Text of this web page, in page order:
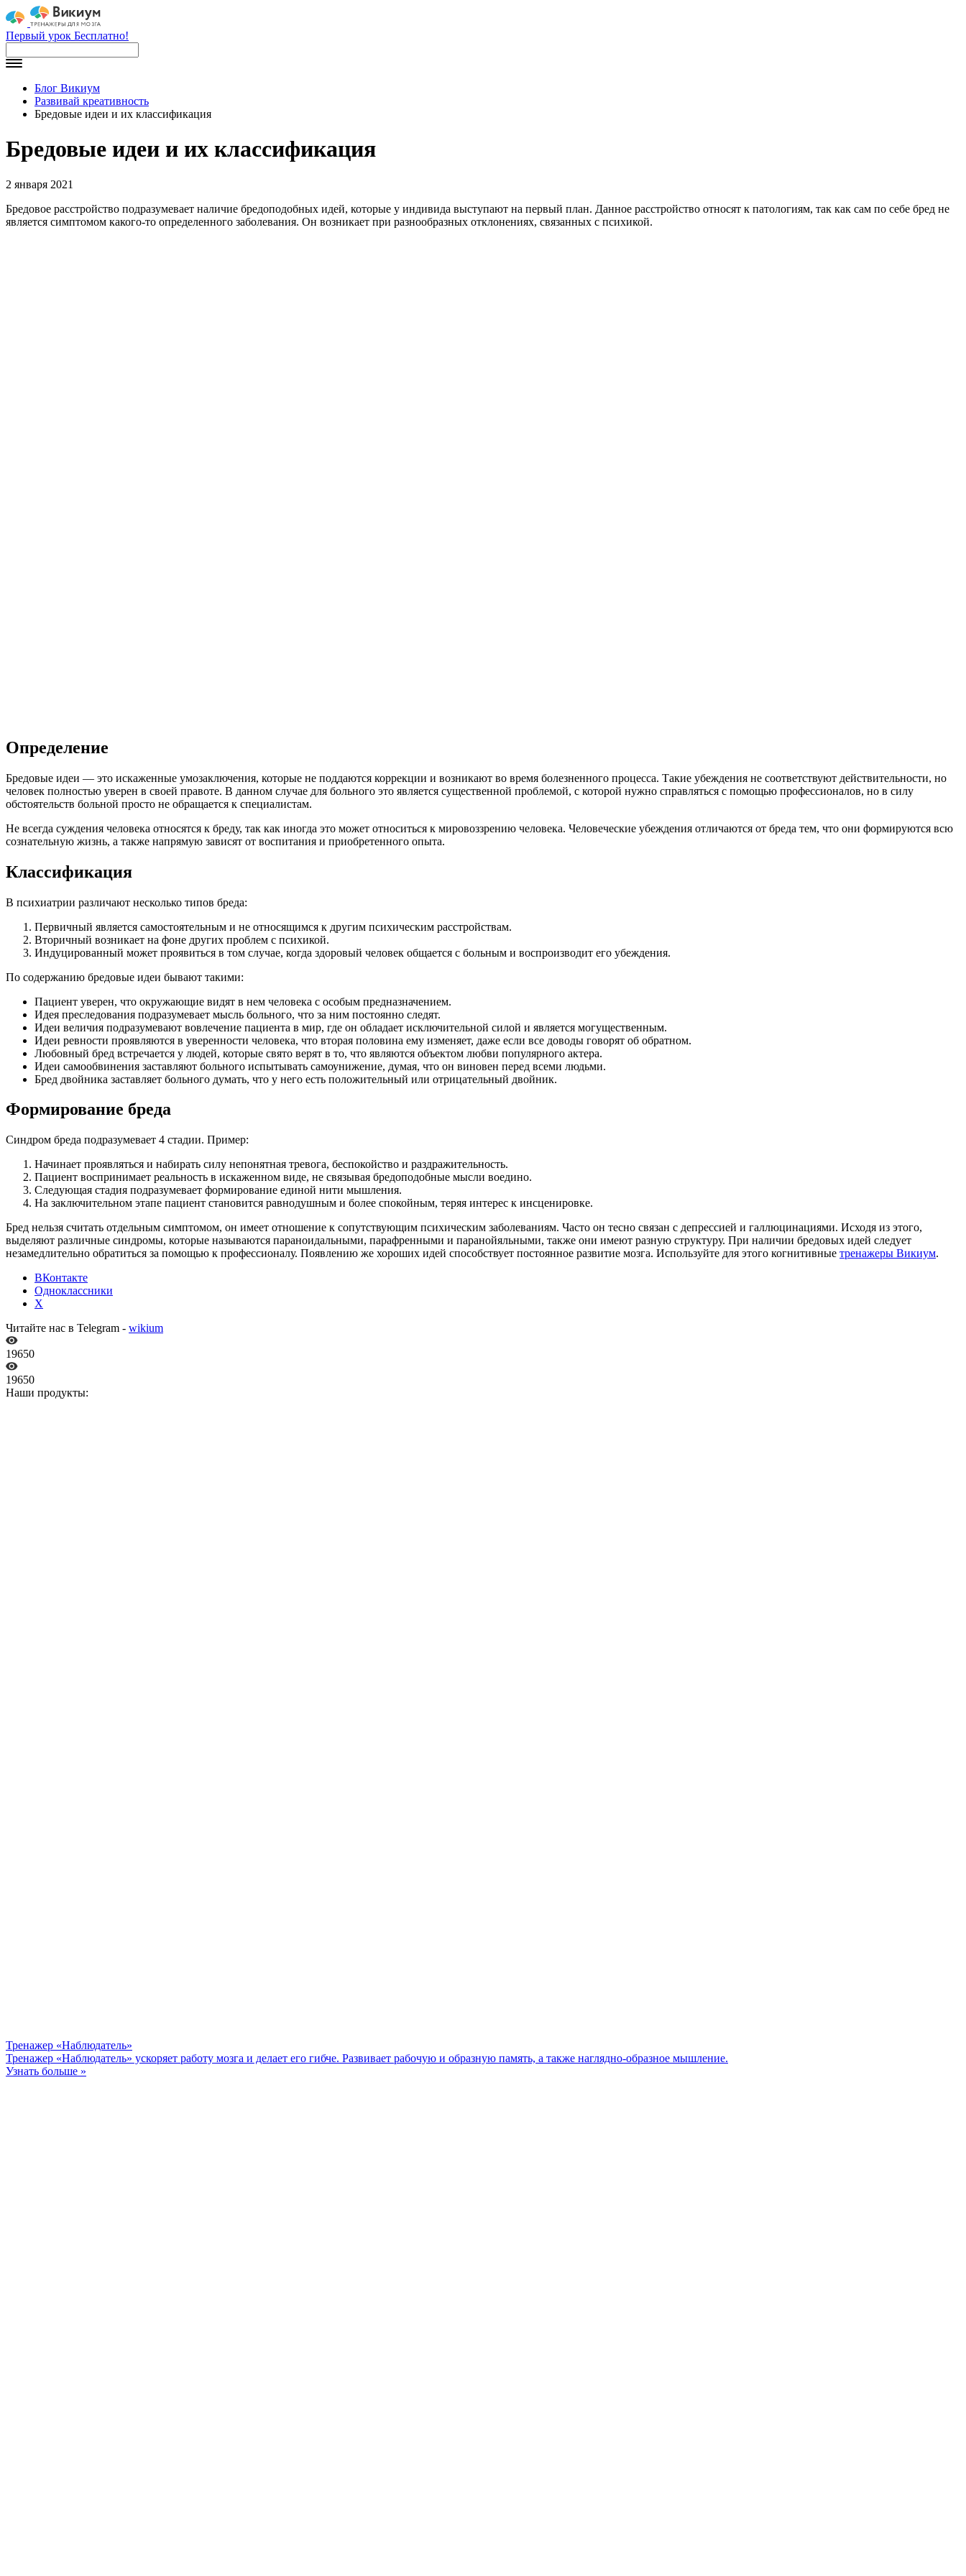
Первый урок Бесплатно!
Блог Викиум
Развивай креативность
Бредовые идеи и их классификация
Бредовые идеи и их классификация
2 января 2021
Бредовое расстройство подразумевает наличие бредоподобных идей, которые у индивида выступают на первый план. Данное расстройство относят к патологиям, так как сам по себе бред не
является симптомом какого-то определенного заболевания. Он возникает при разнообразных отклонениях, связанных с психикой.
Определение
Бредовые идеи — это искаженные умозаключения, которые не поддаются коррекции и возникают во время болезненного процесса. Такие убеждения не соответствуют действительности, но
человек полностью уверен в своей правоте. В данном случае для больного это является существенной проблемой, с которой нужно справляться с помощью профессионалов, но в силу
обстоятельств больной просто не обращается к специалистам.
Не всегда суждения человека относятся к бреду, так как иногда это может относиться к мировоззрению человека. Человеческие убеждения отличаются от бреда тем, что они формируются всю
сознательную жизнь, а также напрямую зависят от воспитания и приобретенного опыта.
Классификация
В психиатрии различают несколько типов бреда:
Первичный является самостоятельным и не относящимся к другим психическим расстройствам.
Вторичный возникает на фоне других проблем с психикой.
Индуцированный может проявиться в том случае, когда здоровый человек общается с больным и воспроизводит его убеждения.
По содержанию бредовые идеи бывают такими:
Пациент уверен, что окружающие видят в нем человека с особым предназначением.
Идея преследования подразумевает мысль больного, что за ним постоянно следят.
Идеи величия подразумевают вовлечение пациента в мир, где он обладает исключительной силой и является могущественным.
Идеи ревности проявляются в уверенности человека, что вторая половина ему изменяет, даже если все доводы говорят об обратном.
Любовный бред встречается у людей, которые свято верят в то, что являются объектом любви популярного актера.
Идеи самообвинения заставляют больного испытывать самоунижение, думая, что он виновен перед всеми людьми.
Бред двойника заставляет больного думать, что у него есть положительный или отрицательный двойник.
Формирование бреда
Синдром бреда подразумевает 4 стадии. Пример:
Начинает проявляться и набирать силу непонятная тревога, беспокойство и раздражительность.
Пациент воспринимает реальность в искаженном виде, не связывая бредоподобные мысли воедино.
Следующая стадия подразумевает формирование единой нити мышления.
На заключительном этапе пациент становится равнодушным и более спокойным, теряя интерес к инсценировке.
Бред нельзя считать отдельным симптомом, он имеет отношение к сопутствующим психическим заболеваниям. Часто он тесно связан с депрессией и галлюцинациями. Исходя из этого,
выделяют различные синдромы, которые называются параноидальными, парафренными и паранойяльными, также они имеют разную структуру. При наличии бредовых идей следует
незамедлительно обратиться за помощью к профессионалу. Появлению же хороших идей способствует постоянное развитие мозга. Используйте для этого когнитивные тренажеры Викиум.
ВКонтакте
Одноклассники
X
Читайте нас в Telegram - wikium
19650
19650
Наши продукты:
Тренажер «Наблюдатель»
Тренажер «Наблюдатель» ускоряет работу мозга и делает его гибче. Развивает рабочую и образную память, а также наглядно-образное мышление.
Узнать больше »